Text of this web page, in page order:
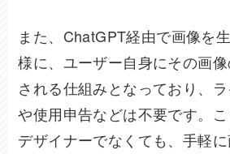
また、ChatGPT経由で画像を
様に、ユーザー自身にその画
される仕組みとなっており、
や使用申告などは不要です。こ
デザイナーでなくても、手軽